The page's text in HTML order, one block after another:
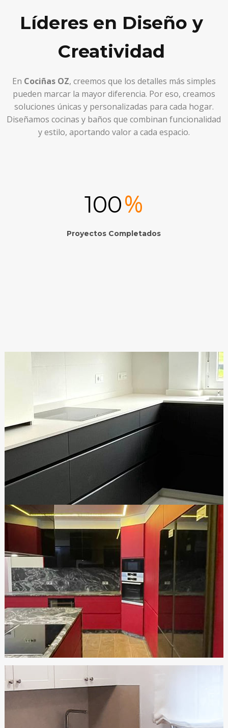
Líderes en Diseño y
Creatividad
En Cociñas OZ, creemos que los detalles más simples
pueden marcar la mayor diferencia. Por eso, creamos
soluciones únicas y personalizadas para cada hogar.
Diseñamos cocinas y baños que combinan funcionalidad
y estilo, aportando valor a cada espacio.
100%
Proyectos Completados